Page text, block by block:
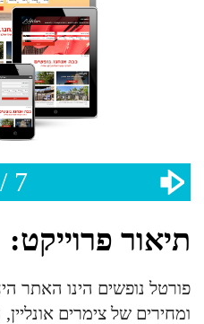
7
תיאור פרוייקט:
פורטל נופשים הינו האתר
ומחירים של צימרים